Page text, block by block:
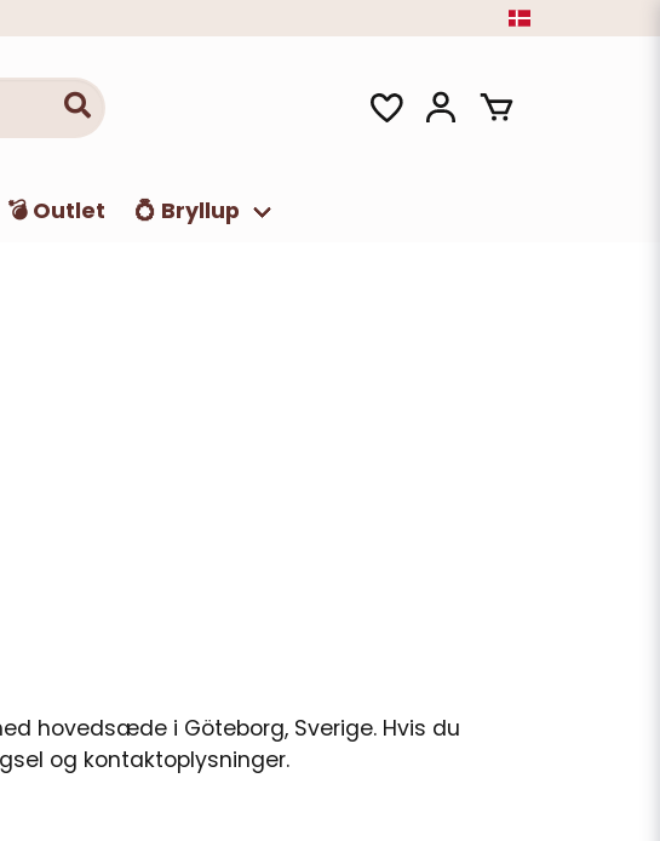
💣 Outlet 💍 Bryllup
hovedsæde i Göteborg, Sverige. Hvis du
og kontaktoplysninger.